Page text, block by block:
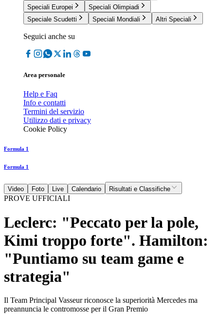
Speciali Europei
Speciali Olimpiadi
Speciale Scudetti
Speciali Mondiali Altri Speciali
Seguici anche su
Area personale
Help e Faq
Info e contatti
Termini del servizio
Utilizzo dati e privacy
Cookie Policy
Formula 1
Formula 1
Video Foto Live Calendario Risultati e Classifiche
PROVE UFFICIALI
Leclerc: "Peccato per la pole,
Kimi troppo forte". Hamilton:
"Puntiamo su team game e
strategia"
Il Team Principal Vasseur riconosce la superiorità Mercedes ma
preannuncia le contromosse per il Gran Premio